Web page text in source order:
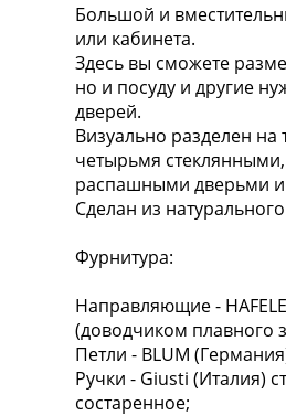
Большой и
или кабинета.
Здесь вы сможете
но и посуду и другие
дверей.
Визуально разделен
четырьмя стеклянными,
распашными дверьми
Сделан из
Фурнитура:
Направляющие -
(доводчиком плавного
Петли - BLUM
Ручки - Giusti (Италия)
состаренное;